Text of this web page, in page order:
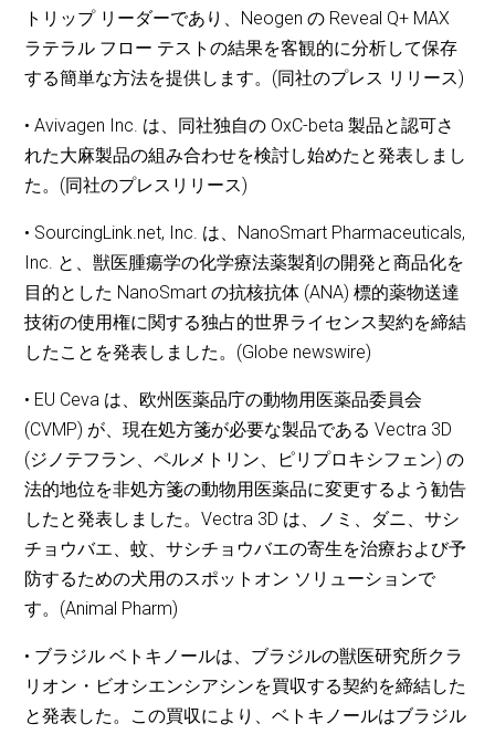
トリップ リーダーであり、Neogen の Reveal Q+ MAX
ラテラル フロー テストの結果を客観的に分析して保存
する簡単な方法を提供します。(同社のプレス リリース)
• Avivagen Inc. は、同社独自の OxC-beta 製品と認可さ
れた大麻製品の組み合わせを検討し始めたと発表しまし
た。(同社のプレスリリース)
• SourcingLink.net, Inc. は、NanoSmart Pharmaceuticals,
Inc. と、獣医腫瘍学の化学療法薬製剤の開発と商品化を
目的とした NanoSmart の抗核抗体 (ANA) 標的薬物送達
技術の使用権に関する独占的世界ライセンス契約を締結
したことを発表しました。(Globe newswire)
• EU Ceva は、欧州医薬品庁の動物用医薬品委員会
(CVMP) が、現在処方箋が必要な製品である Vectra 3D
(ジノテフラン、ペルメトリン、ピリプロキシフェン) の
法的地位を非処方箋の動物用医薬品に変更するよう勧告
したと発表しました。Vectra 3D は、ノミ、ダニ、サシ
チョウバエ、蚊、サシチョウバエの寄生を治療および予
防するための犬用のスポットオン ソリューションで
す。(Animal Pharm)
• ブラジル ベトキノールは、ブラジルの獣医研究所クラ
リオン・ビオシエンシアシンを買収する契約を締結した
と発表した。この買収により、ベトキノールはブラジル